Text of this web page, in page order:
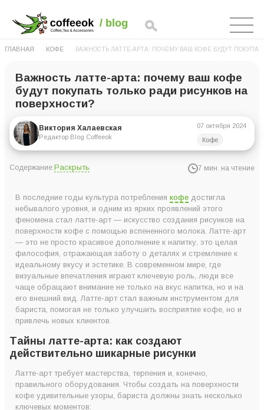
ГЛАВНАЯ КОФЕ ВАЖНОСТЬ ЛАТТЕ-АРТА: ПОЧЕМУ ВАШ КОФЕ БУДУТ
Важность латте-арта: почему ваш кофе
будут покупать только ради рисунков на
поверхности?
Виктория Халаевская
Редактор Blog Coffeeok
07 октября 2024
Кофе
Содержание:Раскрыть 7 мин. на чтение
рисунки
Рисунок на кофе меняет его вкус?
Почему важен латте-арт?
А вы знали, что по латте-арту проводятся
международные чемпионаты?
Что понадобится для создания латте-арта?
В последние годы культура потребления кофе достигла
небывалого уровня, и одним из ярких проявлений этого
феномена стал латте-арт — искусство создания рисунков на
поверхности кофе с помощью вспененного молока. Латте-арт
— это не просто красивое дополнение к напитку, это целая
философия, отражающая заботу о деталях и стремление к
идеальному вкусу и эстетике. В современном мире, где
визуальные впечатления играют ключевую роль, люди все
чаще обращают внимание не только на вкус напитка, но и на
его внешний вид. Латте-арт стал важным инструментом для
бариста, помогая не только улучшить восприятие кофе, но и
привлечь новых клиентов.
Тайны латте-арта: как создают
действительно шикарные рисунки
Латте-арт требует мастерства, терпения и, конечно,
правильного оборудования. Чтобы создать на поверхности
кофе удивительные узоры, бариста должны знать несколько
ключевых моментов: